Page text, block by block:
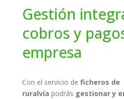
Gestión
cobros y
empresa
Con el servicio de ficheros de
ruralvía podrás gestionar y